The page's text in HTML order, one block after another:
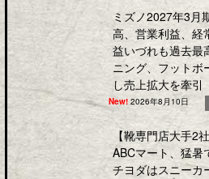
ミズノ2027年3月
高、営業利益、経
益いづれも過去
ニング、フットボ
し売上拡大を牽引
New!2026年8月10日
【靴専門店大手2
ABCマート、猛
チヨダはスニーカ